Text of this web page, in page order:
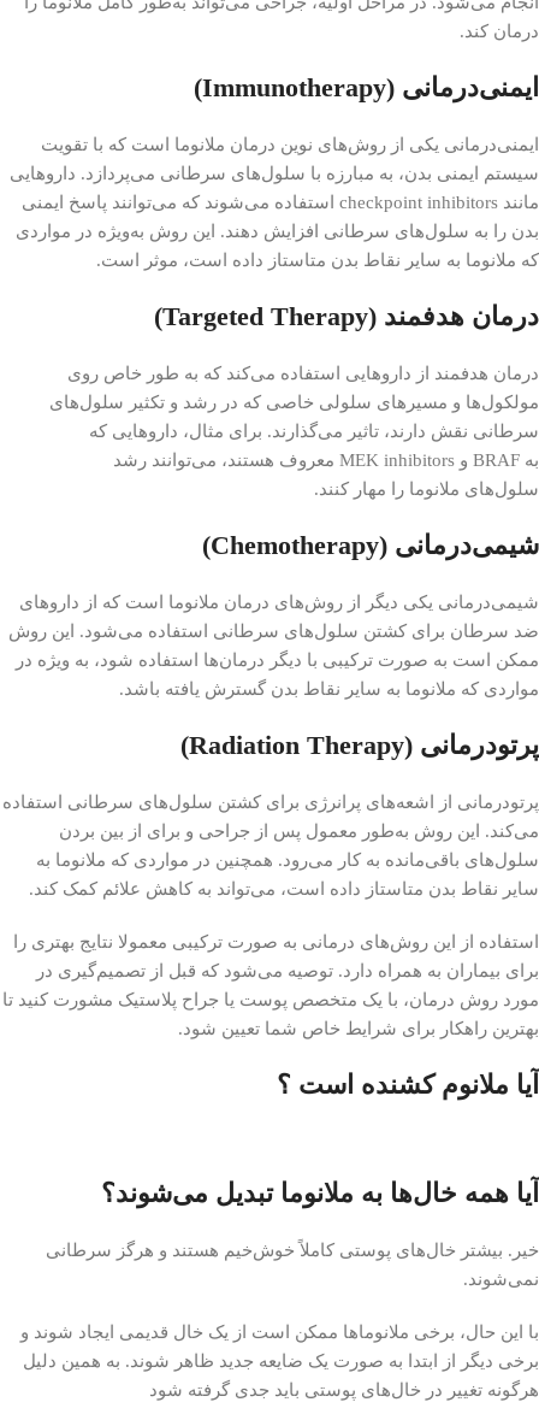
درمان کند.
ایمنی‌درمانی (Immunotherapy)
ایمنی‌درمانی یکی از روش‌های نوین درمان ملانوما است که با تقویت
سیستم ایمنی بدن، به مبارزه با سلول‌های سرطانی می‌پردازد. داروهایی
مانند checkpoint inhibitors استفاده می‌شوند که می‌توانند پاسخ ایمنی
بدن را به سلول‌های سرطانی افزایش دهند. این روش به‌ویژه در مواردی
که ملانوما به سایر نقاط بدن متاستاز داده است، موثر است.
درمان هدفمند (Targeted Therapy)
درمان هدفمند از داروهایی استفاده می‌کند که به طور خاص روی
مولکول‌ها و مسیرهای سلولی خاصی که در رشد و تکثیر سلول‌های
سرطانی نقش دارند، تاثیر می‌گذارند. برای مثال، داروهایی که
به BRAF و MEK inhibitors معروف هستند، می‌توانند رشد
سلول‌های ملانوما را مهار کنند.
شیمی‌درمانی (Chemotherapy)
شیمی‌درمانی یکی دیگر از روش‌های درمان ملانوما است که از داروهای
ضد سرطان برای کشتن سلول‌های سرطانی استفاده می‌شود. این روش
ممکن است به صورت ترکیبی با دیگر درمان‌ها استفاده شود، به ویژه در
مواردی که ملانوما به سایر نقاط بدن گسترش یافته باشد.
پرتودرمانی (Radiation Therapy)
پرتودرمانی از اشعه‌های پرانرژی برای کشتن سلول‌های سرطانی استفاده
می‌کند. این روش به‌طور معمول پس از جراحی و برای از بین بردن
سلول‌های باقی‌مانده به کار می‌رود. همچنین در مواردی که ملانوما به
سایر نقاط بدن متاستاز داده است، می‌تواند به کاهش علائم کمک کند.
استفاده از این روش‌های درمانی به صورت ترکیبی معمولا نتایج بهتری را
برای بیماران به همراه دارد. توصیه می‌شود که قبل از تصمیم‌گیری در
مورد روش درمان، با یک متخصص پوست یا جراح پلاستیک مشورت کنید تا
بهترین راهکار برای شرایط خاص شما تعیین شود.
آیا ملانوم کشنده است ؟
آیا همه خال‌ها به ملانوما تبدیل می‌شوند؟
خیر. بیشتر خال‌های پوستی کاملاً خوش‌خیم هستند و هرگز سرطانی
نمی‌شوند.
با این حال، برخی ملانوماها ممکن است از یک خال قدیمی ایجاد شوند و
برخی دیگر از ابتدا به صورت یک ضایعه جدید ظاهر شوند. به همین دلیل
هرگونه تغییر در خال‌های پوستی باید جدی گرفته شود